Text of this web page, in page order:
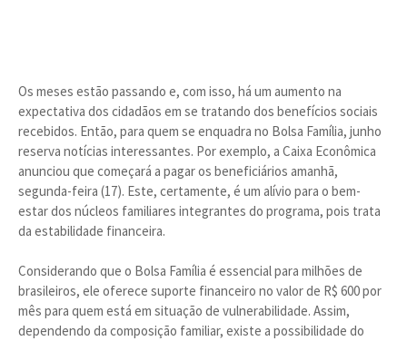
Os meses estão passando e, com isso, há um aumento na
expectativa dos cidadãos em se tratando dos benefícios sociais
recebidos. Então, para quem se enquadra no Bolsa Família, junho
reserva notícias interessantes. Por exemplo, a Caixa Econômica
anunciou que começará a pagar os beneficiários amanhã,
segunda-feira (17). Este, certamente, é um alívio para o bem-
estar dos núcleos familiares integrantes do programa, pois trata
da estabilidade financeira.
Considerando que o Bolsa Família é essencial para milhões de
brasileiros, ele oferece suporte financeiro no valor de R$ 600 por
mês para quem está em situação de vulnerabilidade. Assim,
dependendo da composição familiar, existe a possibilidade do